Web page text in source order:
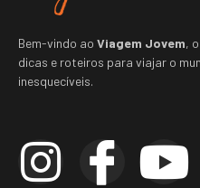
Bem-vindo ao Viagem Jovem,
dicas e roteiros para viajar o
inesquecíveis.